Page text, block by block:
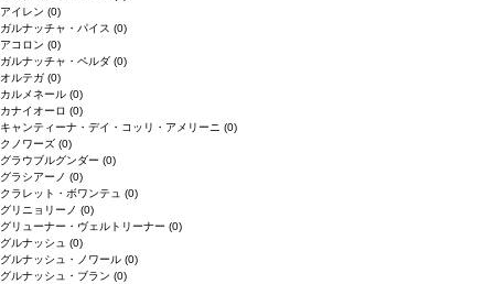
アイレン (0)
ガルナッチャ・パイス (0)
アコロン (0)
ガルナッチャ・ペルダ (0)
オルテガ (0)
カルメネール (0)
カナイオーロ (0)
キャンティーナ・デイ・コッリ・アメリーニ (0)
クノワーズ (0)
グラウブルグンダー (0)
グラシアーノ (0)
クラレット・ボワンテュ (0)
グリニョリーノ (0)
グリューナー・ヴェルトリーナー (0)
グルナッシュ (0)
グルナッシュ・ノワール (0)
グルナッシュ・ブラン (0)